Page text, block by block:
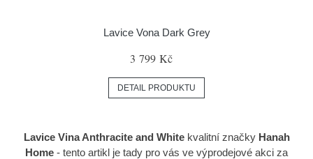
Lavice Vona Dark Grey
3 799 Kč
DETAIL PRODUKTU
Lavice Vina Anthracite and Whitekvalitní značkyHanah
Home - tento artikl je tady pro vás ve výprodejové akci za